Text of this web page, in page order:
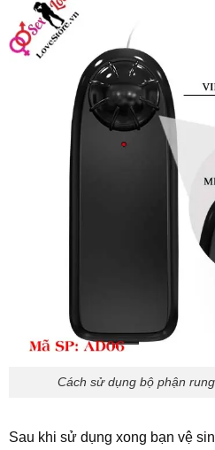
Cách sử dụng bộ phận
Sau khi sử dụng xong bạn vệ